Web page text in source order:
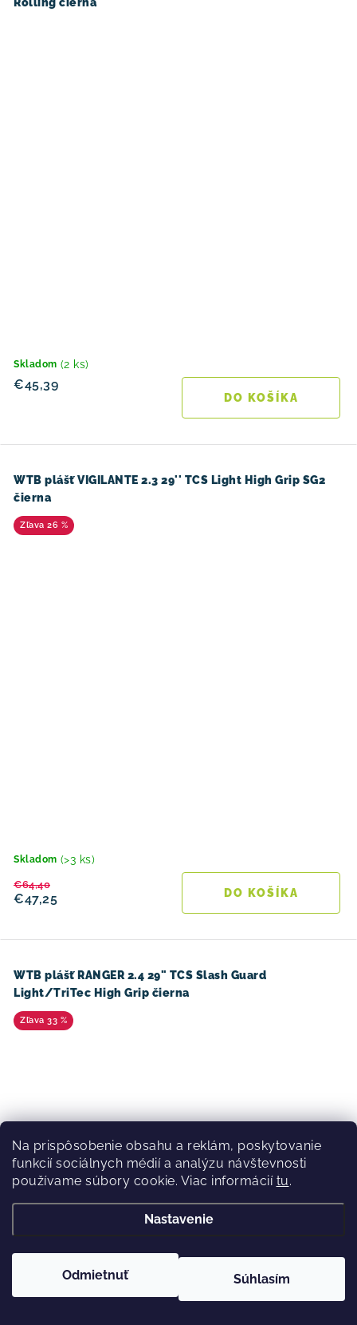
Na prispôsobenie obsahu a reklám, poskytovanie
funkcií sociálnych médií a analýzu návštevnosti
používame súbory cookie. Viac informácií tu.
Nastavenie
Odmietnuť Súhlasím
Skladom (2 ks)
€45,39
DO KOŠÍKA
WTB plášť VIGILANTE 2.3 29'' TCS Light High Grip SG2
čierna
26 %
Skladom (>3 ks)
€47,25
€64,40
DO KOŠÍKA
WTB plášť RANGER 2.4 29" TCS Slash Guard
Light/TriTec High Grip čierna
33 %